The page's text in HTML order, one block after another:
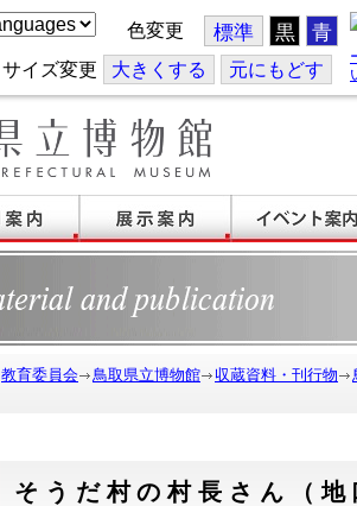
色変更 標準 黒 青
サイズ変更 大きくする 元にもどす
教育委員会 鳥取県立博物館 収蔵資料・刊行物
そうだ村の村長さん（